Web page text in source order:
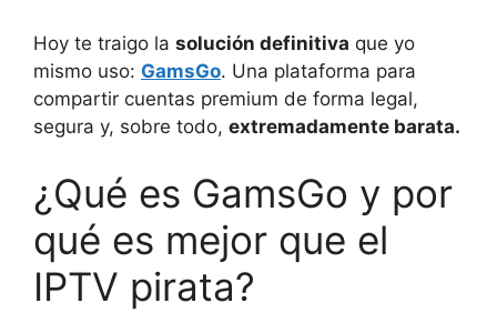
Hoy te traigo la solución definitiva que yo
mismo uso: GamsGo. Una plataforma para
compartir cuentas premium de forma legal,
segura y, sobre todo, extremadamente barata.
¿Qué es GamsGo y por
qué es mejor que el
IPTV pirata?